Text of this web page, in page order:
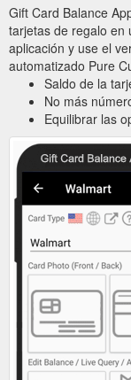
Gift Card Balance
tarjetas de regalo en
aplicación y use el
automatizado Pure
Saldo de la
No más
Equilibrar las